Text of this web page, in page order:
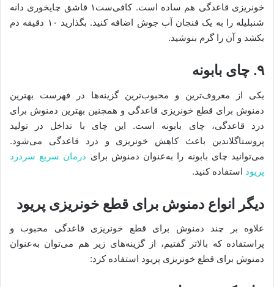
خونریزی قاعدگی هم ساده است. کافی‌ست۱ قاشق چایخوری دانه
شنبلیله را به یک فنجان آب جوش اضافه کنید. بگذارید ۱۰ دقیقه دم
بکشد و آن را گرم بنوشید.
۹. چای بابونه
یکی از معروف‌ترین و محبوب‌ترین گزینه‌ها در فهرست بهترین
دمنوش برای قطع خونریزی قاعدگی و همچنین بهترین دمنوش برای
درد قاعدگی، چای بابونه است. این چای با تداخل در تولید
پروستاگلاندین باعث کاهش خونریزی و درد قاعدگی می‌شود.
می‌توانید چای بابونه را به‌عنوان دمنوش برای درمان سریع سردرد
پریود استفاده کنید.
دیگر انواع دمنوش برای قطع خونریزی پریود
علاوه بر چند دمنوش برای قطع خونریزی قاعدگی محبوب و
پراستفاده که بالاتر گفتیم، از گزینه‌های زیر هم می‌توان به‌عنوان
دمنوش برای قطع خونریزی پریود استفاده کرد: